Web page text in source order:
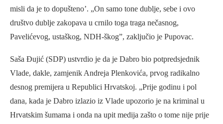
misli da je to dopušteno’. „On samo tone dublje, sebe i ovo
društvo dublje zakopava u crnilo toga traga nečasnog,
Pavelićevog, ustaškog, NDH-škog”, zaključio je Pupovac.
Saša Đujić (SDP) ustvrdio je da je Dabro bio potpredsjednik
Vlade, dakle, zamjenik Andreja Plenkovića, prvog radikalno
desnog premijera u Republici Hrvatskoj. „Prije godinu i pol
dana, kada je Dabro izlazio iz Vlade upozorio je na kriminal u
Hrvatskim šumama i onda na upit medija zašto o tome nije prije